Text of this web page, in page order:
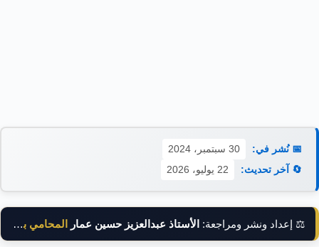
📅 نُشر في:
30 سبتمبر، 2024
🔄 آخر تحديث:
22 يوليو، 2026
⚖️ إعداد ونشر ومراجعة: الأستاذ عبدالعزيز حسين عمار المحامي بالنقض